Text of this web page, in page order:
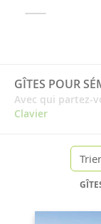
GÎTES POUR
Avec qui partez-
Clavier